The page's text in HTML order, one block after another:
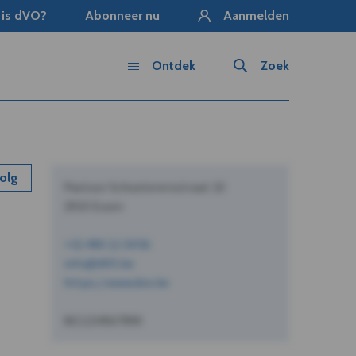
dVO? Abonneer nu Aanmelden
Zoek
Ontdek